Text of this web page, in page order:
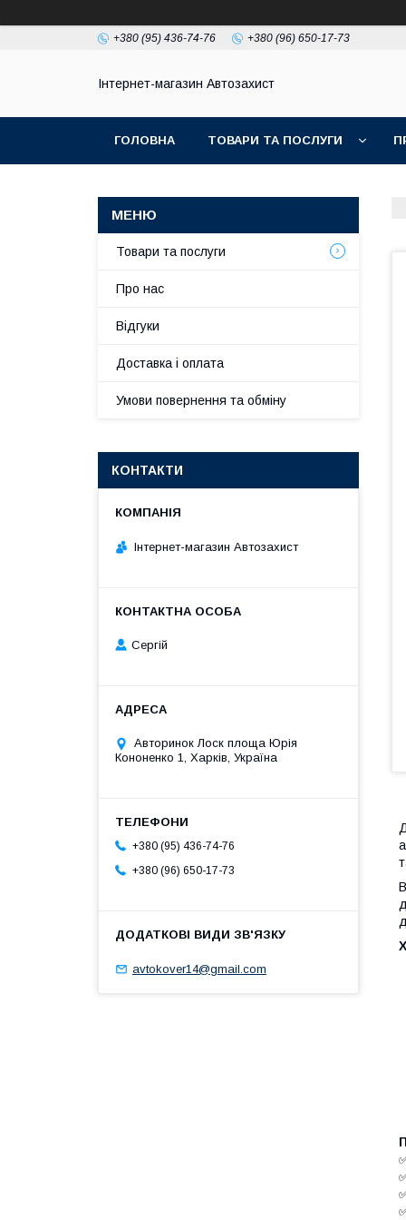
+380 (95) 436-74-76 +380 (96) 650-17-73
Інтернет-магазин Автозахист
ГОЛОВНА ТОВАРИ ТА ПОСЛУГИ
Товари та послуги
Про нас
Відгуки
Доставка і оплата
Умови повернення та обміну
КОНТАКТИ
Інтернет-магазин Автозахист
Сергій
Авторинок Лоск площа Юрія
Кононенко 1, Харків, Україна
+380 (95) 436-74-76
+380 (96) 650-17-73
avtokover14@gmail.com